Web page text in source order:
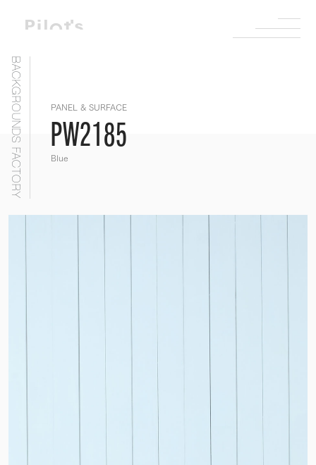
BACKGROUNDS FACTORY PANEL & SURFACE
PW2185
Blue